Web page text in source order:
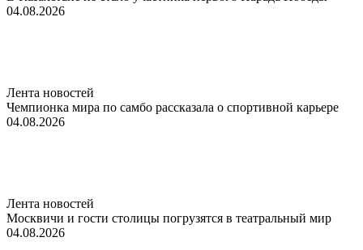
04.08.2026
Лента новостей
Чемпионка мира по самбо рассказала о спортивной карьере
04.08.2026
Лента новостей
Москвичи и гости столицы погрузятся в театральный мир
04.08.2026